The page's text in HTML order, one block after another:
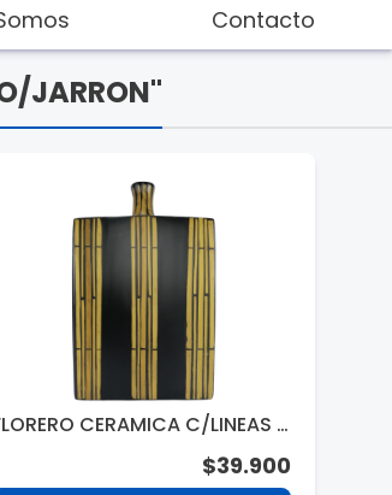
Contacto
JARRON"
CERAMICA C/LINEAS 4
$39.900